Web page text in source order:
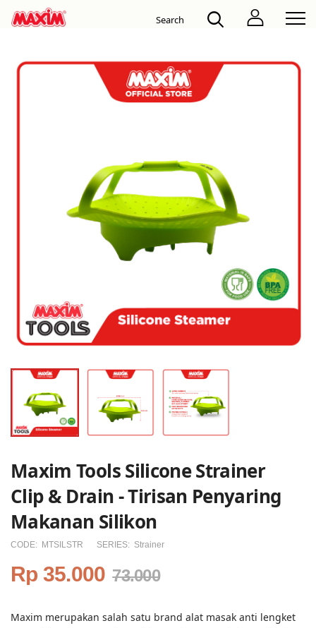
Maxim Tools Silicone Strainer
Clip & Drain - Tirisan Penyaring
Makanan Silikon
CODE: MTSILSTR SERIES: Strainer
Rp 35.000 73.000
Maxim merupakan salah satu brand alat masak anti lengket